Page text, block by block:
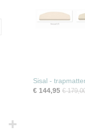
Sisal -
€ 144,95 €